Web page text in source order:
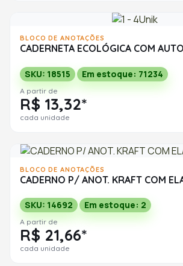
BLOCO DE ANOTAÇÕES
CADERNETA ECOLÓGICA COM
SKU: 18515 Em estoque: 71234
A partir de
R$ 13,32*
cada unidade
BLOCO DE ANOTAÇÕES
CADERNO P/ ANOT. KRAFT COM
SKU: 14692 Em estoque: 2
A partir de
R$ 21,66*
cada unidade